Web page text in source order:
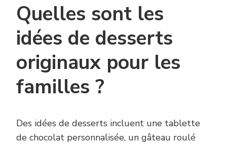
Quelles sont les
idées de desserts
originaux pour les
familles ?
Des idées de desserts incluent une tablette
de chocolat personnalisée, un gâteau roulé